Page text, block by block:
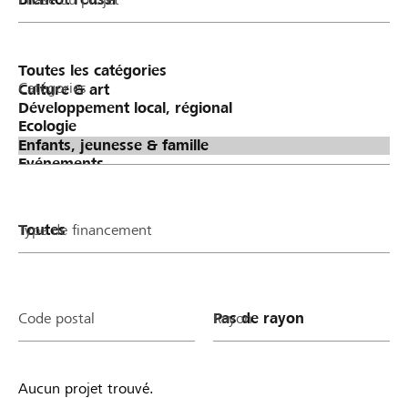
Catégories
Type de financement
Code postal Rayon
Aucun projet trouvé.